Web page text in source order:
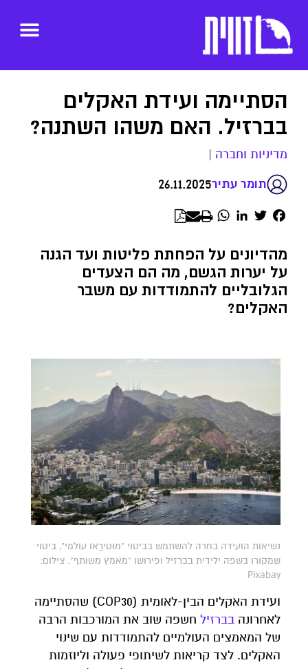
הסתיימה ועידת האקלים
בברזיל. האם משהו השתנה?
מדיניות וחברה |
תומר עתיר26.11.2025
Facebook
Twitter
LinkedIn
WhatsApp
מהדיונים על הפחתת פליטות ועד הגנה
על יערות הגשם, מה הם הצעדים
הגלובליים להתמודדות עם משבר
האקלים?
נשיאות הועידה בחרה להשתמש בביטוי "מוּטִירָאו עולמי", ביטוי
שמקורו בשפה ילידית בברזיל ופירושו "מאמץ משותף". צילום:
Pixabay
ועידת האקלים הבין-לאומית (COP30) שהסתיימה
לאחרונה בברזיל חשפה שוב את המורכבות הרבה
של המאמצים העולמיים להתמודדות עם שינוי
האקלים. לצד קריאות לשיתופי פעולה וליוזמות